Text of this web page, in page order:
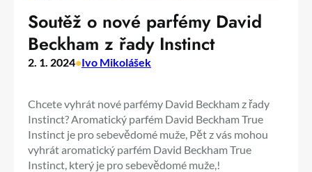
Soutěž o nové parfémy David
Beckham z řady Instinct
2. 1. 2024•Ivo Mikolášek
Chcete vyhrát nové parfémy David Beckham z řady
Instinct? Aromatický parfém David Beckham True
Instinct je pro sebevědomé muže, Pět z vás mohou
vyhrát aromatický parfém David Beckham True
Instinct, který je pro sebevědomé muže,!